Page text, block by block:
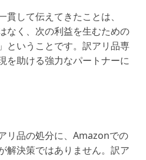
して伝えてきたことは、
なく、次の利益を生むための
ということです。訳アリ品専
を助ける強力なパートナーに
リ品の処分に、Amazonでの
解決策ではありません。訳ア